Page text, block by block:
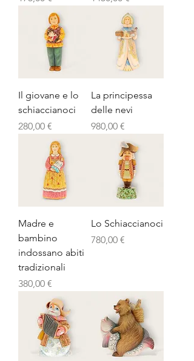
Il giovane e lo
schiaccianoci
Prezzo
280,00 €
La principessa
delle nevi
Prezzo
980,00 €
Madre e
bambino
indossano abiti
tradizionali
Prezzo
380,00 €
Lo Schiaccianoci
Prezzo
780,00 €